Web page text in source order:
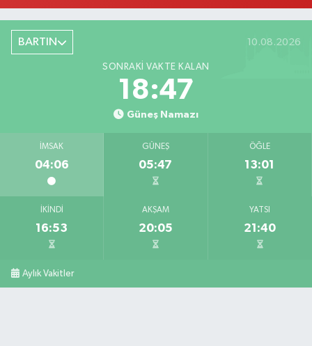
BARTIN 10.08.2026
SONRAKI VAKTE KALAN
18:46
Güneş Namazı
İMSAK
04:06
GÜNEŞ
05:47
ÖĞLE
13:01
İKINDI
16:53
AKŞAM
20:05
YATSI
21:40
Aylık Vakitler